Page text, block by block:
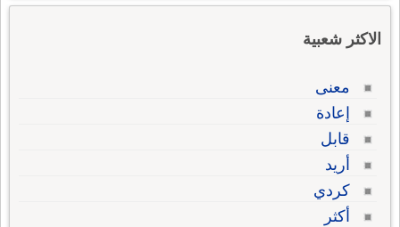
الاكثر شعبية
معنى
إعادة
قابل
أريد
كردي
أكثر